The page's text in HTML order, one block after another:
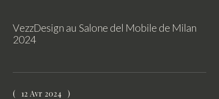
VezzDesign au Salone del Mobile de Milan
2024
12 Avr 2024